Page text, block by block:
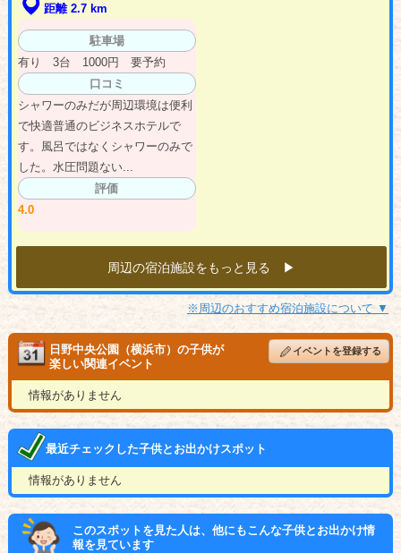
距離 2.7 km
駐車場
有り 3台 1000円 要予約
口コミ
シャワーのみだが周辺環境は便利
で快適普通のビジネスホテルで
す。風呂ではなくシャワーのみで
した。水圧問題ない...
評価
4.0
周辺の宿泊施設をもっと見る ▶︎
※周辺のおすすめ宿泊施設について ▼
日野中央公園（横浜市）の子供が
楽しい関連イベント
イベントを登録する
情報がありません
最近チェックした子供とお出かけスポット
情報がありません
このスポットを見た人は、他にもこんな子供とお出かけ情
報を見ています